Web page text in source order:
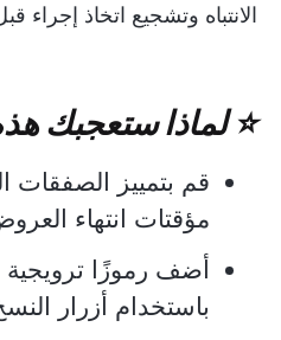
الانتباه وتشجيع اتخاذ إجراء
⭐ لماذا ستعجبك
قم بتمييز الصفقات
مؤقتات انتهاء
أضف رموزًا ترويجية
باستخدام أزرار